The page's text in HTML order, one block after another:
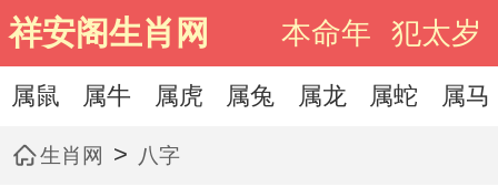
祥安阁生肖网 本命年 犯太岁
属鼠 属牛 属虎 属兔 属龙 属蛇 属马
生肖网 > 八字